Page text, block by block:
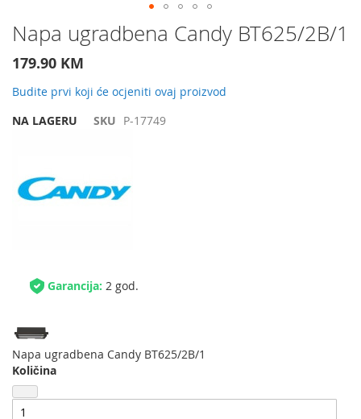
Preskočite
na
početak
galerije
slika
Napa ugradbena Candy BT625/2B/1
179.90 KM
Budite prvi koji će ocjeniti ovaj proizvod
NA LAGERU
SKU P-17749
Garancija: 2 god.
Napa ugradbena Candy BT625/2B/1
Količina